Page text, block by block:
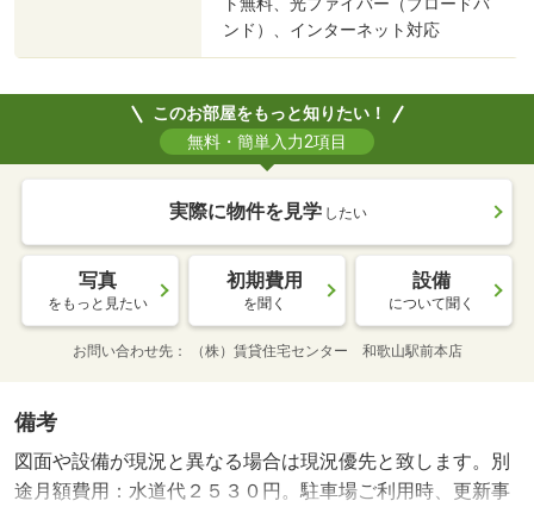
ト無料、光ファイバー（ブロードバ
ンド）、インターネット対応
このお部屋をもっと知りたい！
無料・簡単入力2項目
実際に物件を見学 したい
写真
をもっと見たい
初期費用
を聞く
設備
について聞く
お問い合わせ先 （株）賃貸住宅センター 和歌山駅前本店
備考
図面や設備が現況と異なる場合は現況優先と致します。別
途月額費用：水道代２５３０円。駐車場ご利用時、更新事